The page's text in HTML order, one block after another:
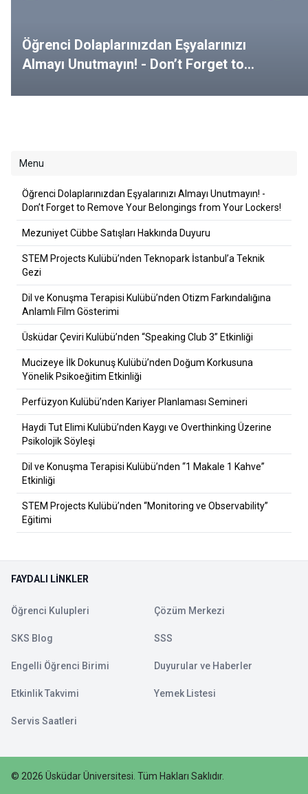
Öğrenci Dolaplarınızdan Eşyalarınızı
Almayı Unutmayın! - Don’t Forget to
Menu
Öğrenci Dolaplarınızdan Eşyalarınızı Almayı Unutmayın! -
Don’t Forget to Remove Your Belongings from Your Lockers!
Mezuniyet Cübbe Satışları Hakkında Duyuru
STEM Projects Kulübü’nden Teknopark İstanbul’a Teknik
Gezi
Dil ve Konuşma Terapisi Kulübü’nden Otizm Farkındalığına
Anlamlı Film Gösterimi
Üsküdar Çeviri Kulübü’nden “Speaking Club 3” Etkinliği
Mucizeye İlk Dokunuş Kulübü’nden Doğum Korkusuna
Yönelik Psikoeğitim Etkinliği
Perfüzyon Kulübü’nden Kariyer Planlaması Semineri
Haydi Tut Elimi Kulübü’nden Kaygı ve Overthinking Üzerine
Psikolojik Söyleşi
Dil ve Konuşma Terapisi Kulübü’nden “1 Makale 1 Kahve”
Etkinliği
STEM Projects Kulübü’nden “Monitoring ve Observability”
Eğitimi
FAYDALI LINKLER
Öğrenci Kulupleri Çözüm Merkezi
SKS Blog SSS
Engelli Öğrenci Birimi Duyurular ve Haberler
Etkinlik Takvimi Yemek Listesi
Servis Saatleri
© 2026 Üsküdar Üniversitesi. Tüm Hakları Saklıdır.